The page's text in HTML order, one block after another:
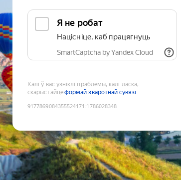
Я не робат
Націсніце, каб працягнуць
SmartCaptcha by Yandex Cloud
Калі ў вас узніклі праблемы, калі ласка,
скарыстайцеформай зваротнай сувязі
9177869084355524171 :1786028348